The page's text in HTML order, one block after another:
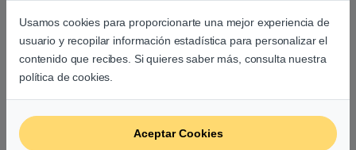
3.5mm
Ajustes de posición de
pantalla
Inclinación: -5º hasta
Giro: -45 – 45º
Ajuste de altura: 13cm
Usamos cookies para proporcionarte una mejor experiencia de
usuario y recopilar información estadística para personalizar el
contenido que recibes. Si quieres saber más, consulta nuestra
política de cookies.
Aceptar Cookies